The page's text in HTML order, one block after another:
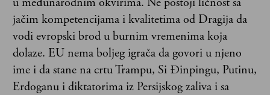
jačim kompetencijama i kvalitetima od Dragija da
vodi evropski brod u burnim vremenima koja
dolaze. EU nema boljeg igrača da govori u njeno
ime i da stane na crtu Trampu, Si Đinpingu, Putinu,
Erdoganu i diktatorima iz Persijskog zaliva i sa